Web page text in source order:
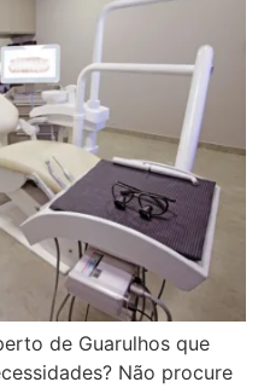
de Guarulhos que
Não procure